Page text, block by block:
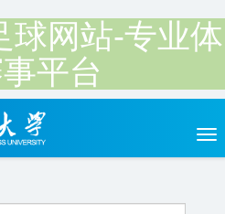
球网站-专业体
平台